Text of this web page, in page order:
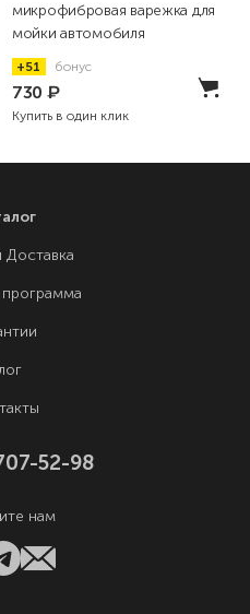
микрофибровая варежка для
мойки автомобиля
+51 бонус
730 ₽
Купить в один клик
Доставка
52-98
нам